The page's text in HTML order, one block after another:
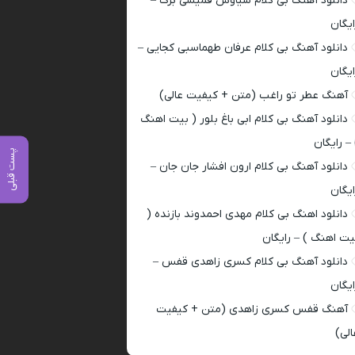
پست قبلی
دانلود آهنگ بی کلام عرفان طهماسبی کجایی –
آهنگ عطر تو راغب (متن + کیفیت عالی)
دانلود آهنگ بی کلام ابی باغ بلور ( بیت اهنگ
– رایگان
دانلود آهنگ بی کلام ارون افشار جان جان –
دانلود اهنگ بی کلام مهدی احمدوند بازنده (
اهنگ ) – رایگان
دانلود آهنگ بی کلام کسری زاهدی قفس –
آهنگ قفس کسری زاهدی (متن + کیفیت